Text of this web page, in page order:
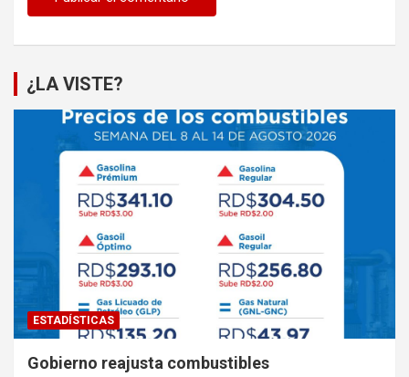
¿LA VISTE?
ESTADÍSTICAS
Gobierno reajusta combustibles